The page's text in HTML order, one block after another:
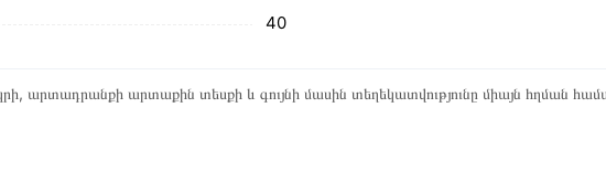
40
արտադրանքի արտաքին տեսքի և գույնի մասին տեղեկատվությունը միայն հղման